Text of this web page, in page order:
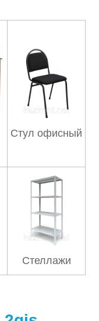
Стул офисный
Стеллажи